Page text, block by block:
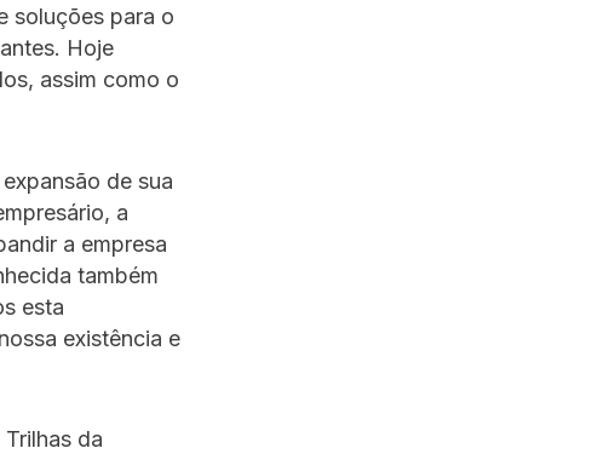
soluções para o
Hoje
assim como o
de sua
a
a empresa
também
esta
existência e
da